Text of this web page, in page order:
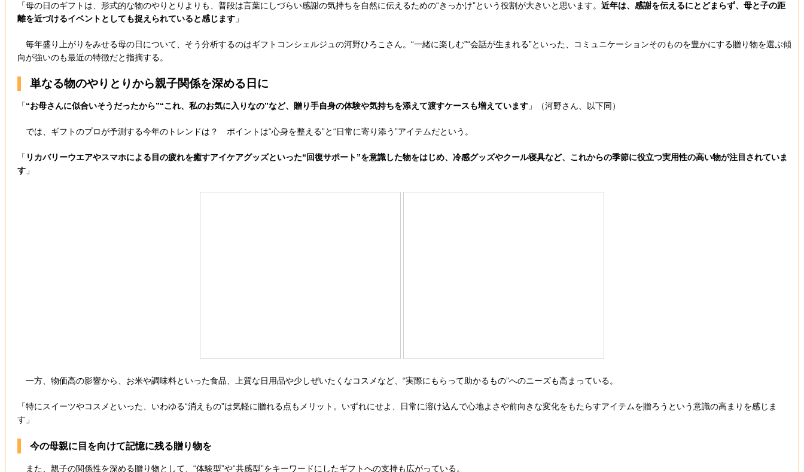
「母の日のギフトは、形式的な物のやりとりよりも、普段は言葉にしづらい感謝の気持ちを自然に伝えるための“きっかけ”という役割が大きいと思います。 近年は、感謝を伝えるにとどまらず、母と子の距
離を近づけるイベントとしても捉えられていると感じます 」
毎年盛り上がりをみせる母の日について、そう分析するのはギフトコンシェルジュの河野ひろこさん。“一緒に楽しむ”“会話が生まれる”といった、コミュニケーションそのものを豊かにする贈り物を選ぶ傾
向が強いのも最近の特徴だと指摘する。
単なる物のやりとりから親子関係を深める日に
「“お母さんに似合いそうだったから”“これ、私のお気に入りなの”など、贈り手自身の体験や気持ちを添えて渡すケースも増えています 」（河野さん、以下同）
では、ギフトのプロが予測する今年のトレンドは？ ポイントは“心身を整える”と“日常に寄り添う”アイテムだという。
「 リカバリーウエアやスマホによる目の疲れを癒すアイケアグッズといった“回復サポート”を意識した物をはじめ、冷感グッズやクール寝具など、これからの季節に役立つ実用性の高い物が注目されていま
す 」
一方、物価高の影響から、お米や調味料といった食品、上質な日用品や少しぜいたくなコスメなど、“実際にもらって助かるもの”へのニーズも高まっている。
「特にスイーツやコスメといった、いわゆる“消えもの”は気軽に贈れる点もメリット。いずれにせよ、日常に溶け込んで心地よさや前向きな変化をもたらすアイテムを贈ろうという意識の高まりを感じま
す」
今の母親に目を向けて記憶に残る贈り物を
また、親子の関係性を深める贈り物として、“体験型”や“共感型”をキーワードにしたギフトへの支持も広がっている。